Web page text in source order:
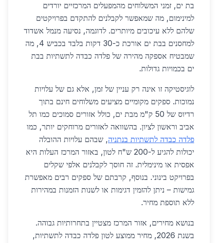
בת ים, זמני המשלוחים מהמפעלים המרכזיים יורדים
למינימום, מה שמאפשר לקבלנים להתקדם בפרויקטים
שלהם ללא עיכובים מיותרים. לדוגמה, נסיעה מנמל אשדוד
למחסנים בבת ים אורכת כ-30 דקות בלבד בכביש 4, מה
שמבטיח אספקה מהירה של פלדה כבדה לתשתיות בבת
ים בכמויות גדולות.
לוגיסטיקה זו אינה רק עניין של זמן, אלא גם של עלויות
נמוכות. ספקים מקומיים מציעים משלוחים חינם בתוך
רדיוס של 50 ק"מ מבת ים, כולל אזורים סמוכים כמו תל
אביב וראשון לציון. בהשוואה לאזורים מרוחקים יותר, כמו
פלדה כבדה לתשתיות בנתניה, שבהם עלויות ההובלה
יכולות להגיע ל-200 ש"ח לטון, באזור המרכז העלות היא
אפסית או מינימלית. זה חוסך לקבלנים אלפי שקלים
בפרויקט בינוני. בנוסף, קרבתם של ספקים רבים מאפשרת
גמישות – ניתן להזמין דגימות או לשנות הזמנות במהירות
ללא תוספת מחיר.
בנושא מחירים, אזור המרכז מצטיין בתחרותיות גבוהה.
בשנת 2026, מחיר ממוצע לטון פלדה כבדה לתשתיות,